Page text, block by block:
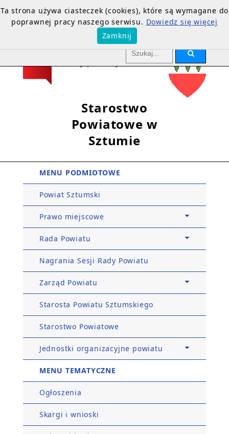
Starostwo
Powiatowe w
Sztumie
MENU PODMIOTOWE
Powiat Sztumski
Prawo miejscowe
Rada Powiatu
Nagrania Sesji Rady Powiatu
Zarząd Powiatu
Starosta Powiatu Sztumskiego
Starostwo Powiatowe
Jednostki organizacyjne powiatu
MENU TEMATYCZNE
Ogłoszenia
Skargi i wnioski
Ta strona używa ciasteczek (cookies), które są wymagane do
poprawnej pracy naszego serwisu. Dowiedz się więcej
Zamknij